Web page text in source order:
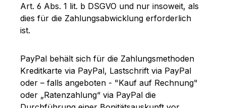
Art. 6 Abs. 1 lit. b DSGVO und nur insoweit, als
dies für die Zahlungsabwicklung erforderlich
ist.
PayPal behält sich für die Zahlungsmethoden
Kreditkarte via PayPal, Lastschrift via PayPal
oder – falls angeboten - "Kauf auf Rechnung"
oder „Ratenzahlung“ via PayPal die